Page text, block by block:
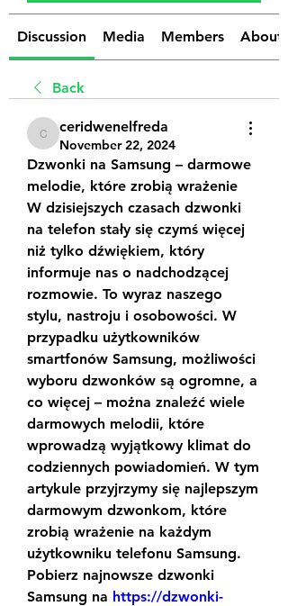
Discussion Media Members About
Back
ceridwenelfreda
ceridwenelfreda
November 22, 2024
Dzwonki na Samsung – darmowe
melodie, które zrobią wrażenie
W dzisiejszych czasach dzwonki
na telefon stały się czymś więcej
niż tylko dźwiękiem, który
informuje nas o nadchodzącej
rozmowie. To wyraz naszego
stylu, nastroju i osobowości. W
przypadku użytkowników
smartfonów Samsung, możliwości
wyboru dzwonków są ogromne, a
co więcej – można znaleźć wiele
darmowych melodii, które
wprowadzą wyjątkowy klimat do
codziennych powiadomień. W tym
artykule przyjrzymy się najlepszym
darmowym dzwonkom, które
zrobią wrażenie na każdym
użytkowniku telefonu Samsung.
Pobierz najnowsze dzwonki
Samsung na https://dzwonki-